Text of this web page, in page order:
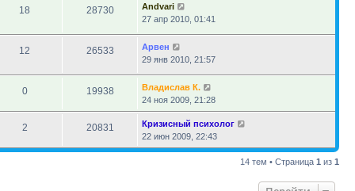
18 28730
Andvari
27 апр 2010, 01:41
12 26533
Арвен
29 янв 2010, 21:57
0 19938
Владислав К.
24 ноя 2009, 21:28
2 20831
Кризисный психолог
22 июн 2009, 22:43
14 тем • Страница 1 из 1